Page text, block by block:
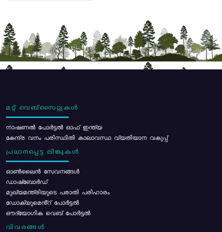
മറ്റ് വെബ്സൈറ്റുകൾ
നാഷണൽ പോർട്ടൽ ഓഫ് ഇന്ത്യ
കേന്ദ്ര വനം പരിസ്ഥിതി കാലാവസ്ഥ വ്യതിയാന വകുപ്പ്
പ്രധാനപ്പെട്ട ലിങ്കുകൾ
ഓൺലൈൻ സേവനങ്ങൾ
ഡാഷ്ബോർഡ്
മുഖ്യമന്ത്രിയുടെ പരാതി പരിഹാരം
ഡോക്യുമെൻ്റ് പോർട്ടൽ
ഔദ്യോഗിക വെബ് പോർട്ടൽ
വിവരങ്ങൾ